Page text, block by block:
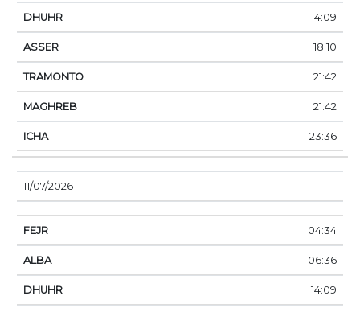
14:09
18:10
21:42
21:42
23:36
11/07/2026
04:34
06:36
14:09